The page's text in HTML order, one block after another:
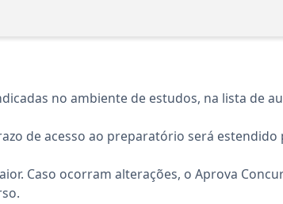
no ambiente de estudos, na lista de
de acesso ao preparatório será estendido
Caso ocorram alterações, o Aprova